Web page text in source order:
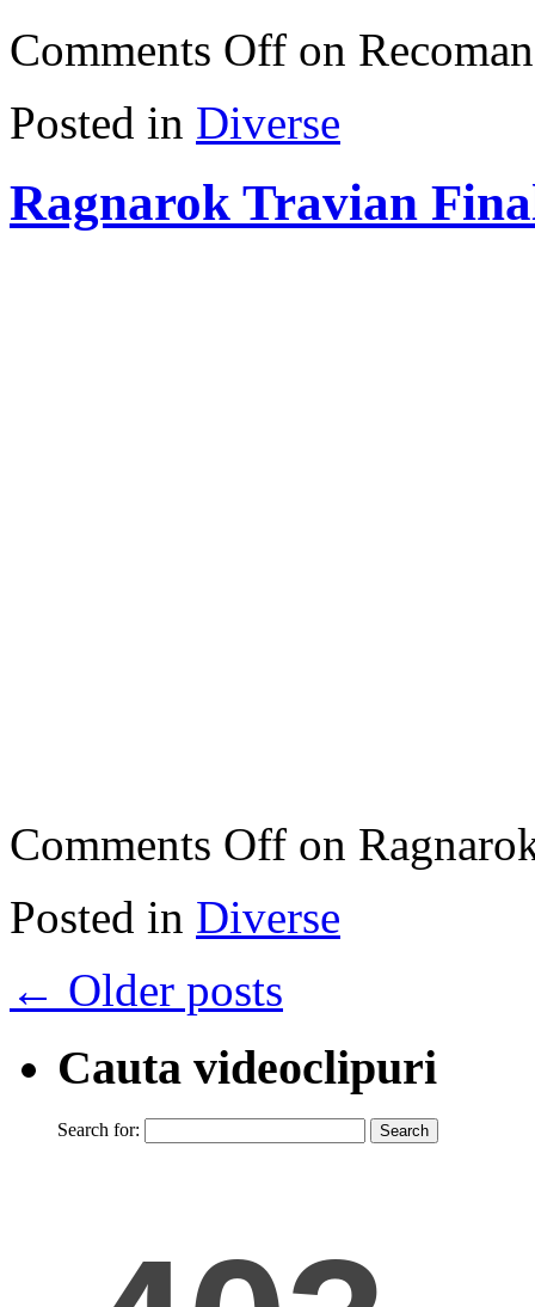
Comments Off on
Posted in Diverse
Ragnarok Travian
Comments Off on
Posted in Diverse
← Older posts
Cauta videoclipuri
Search for: